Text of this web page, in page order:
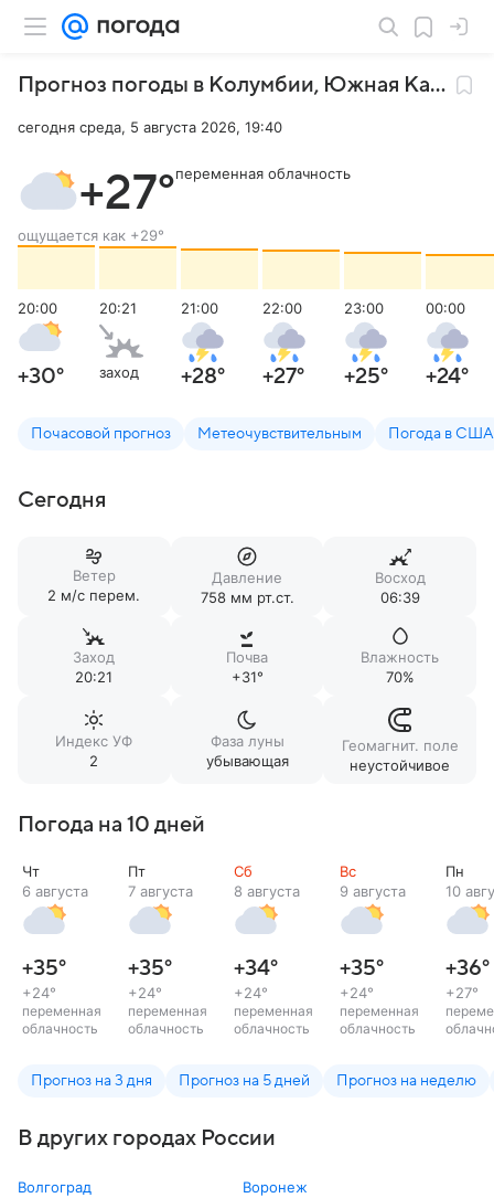
Прогноз погоды в Колумбии, Южная Каролина
сегодня среда, 5 августа 2026, 19:40
+27°
ощущается как +29°
переменная облачность
20:00
+30°
20:21
заход
21:00
+28°
22:00
+27°
23:00
+25°
00:00
+24°
Почасовой прогноз Метеочувствительным Погода в США
Сегодня
Ветер
2 м/c перем.
Давление
758 мм рт.ст.
Восход
06:39
Заход
20:21
Почва
+31°
Влажность
70%
Индекс УФ
2
Фаза луны
убывающая
Геомагнит. поле
неустойчивое
Погода на 10 дней
Чт
6 августа
+35°
+24°
переменная
облачность
Пт
7 августа
+35°
+24°
переменная
облачность
Сб
8 августа
+34°
+24°
переменная
облачность
Вс
9 августа
+35°
+24°
переменная
облачность
Пн
10
+36°
+27°
Прогноз на 3 дня Прогноз на 5 дней Прогноз на неделю
В других городах России
Волгоград
Воронеж